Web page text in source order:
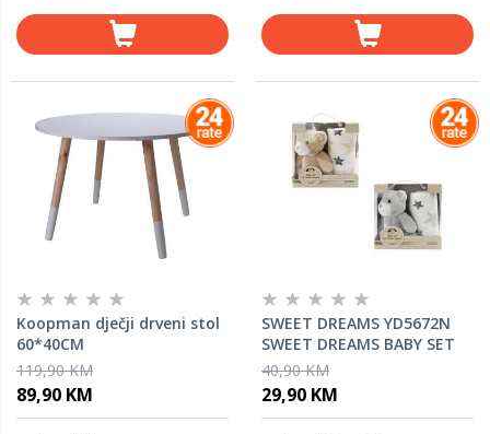
Koopman dječji drveni stol
60*40CM
119,90 KM
89,90 KM
SWEET DREAMS YD5672N
SWEET DREAMS BABY SET
NATURE
40,90 KM
29,90 KM